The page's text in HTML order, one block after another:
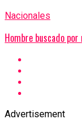
Nacionales
Hombre buscado
Advertisement